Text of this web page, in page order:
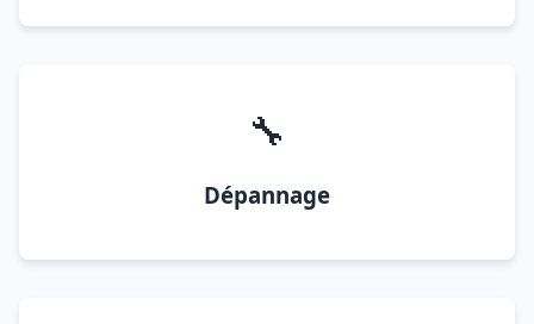
🔧
Dépannage